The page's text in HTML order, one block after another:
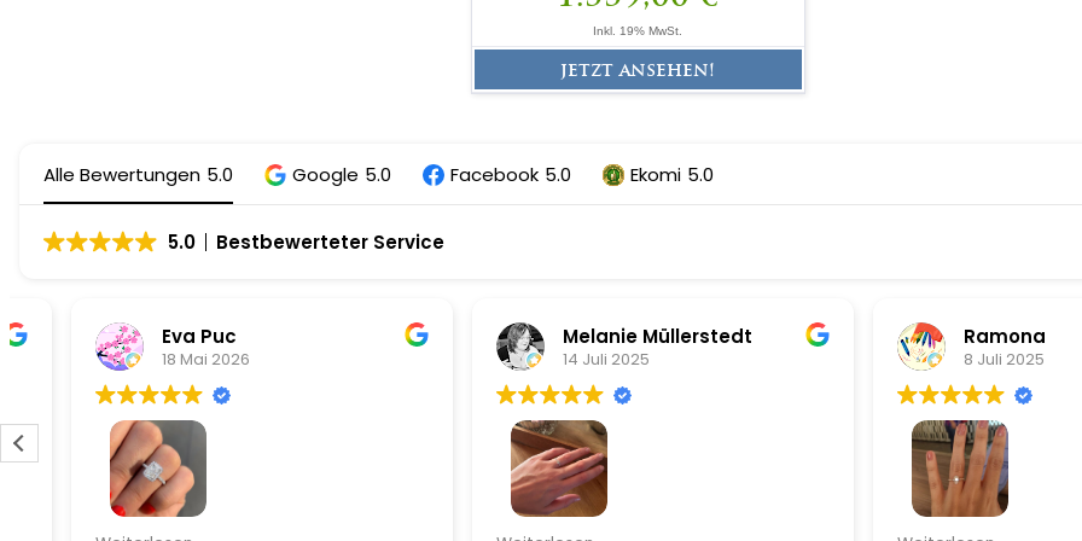
Inkl. 19% MwSt.
jetzt ansehen!
Alle Bewertungen 5.0 Google 5.0 Facebook 5.0 Ekomi 5.0
5.0 Bestbewerteter Service
Eva Puc
18 Mai 2026
Alles perfekt gelaufen inkl vip Service
Melanie Müllerstedt
14 Juli 2025
Zierlicher verlobungsring in 585
Ramona
8 Juli 2025
Sehr schöner Diamantring: